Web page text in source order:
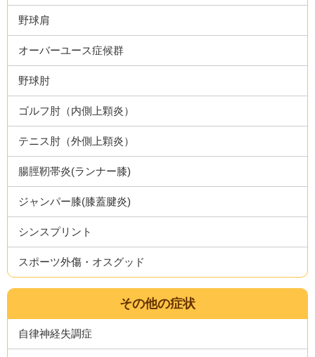
野球肩
オーバーユース症候群
野球肘
ゴルフ肘（内側上顆炎）
テニス肘（外側上顆炎）
腸脛靭帯炎(ランナー膝)
ジャンパー膝(膝蓋腱炎)
シンスプリント
スポーツ外傷・オスグッド
その他の症状
自律神経失調症